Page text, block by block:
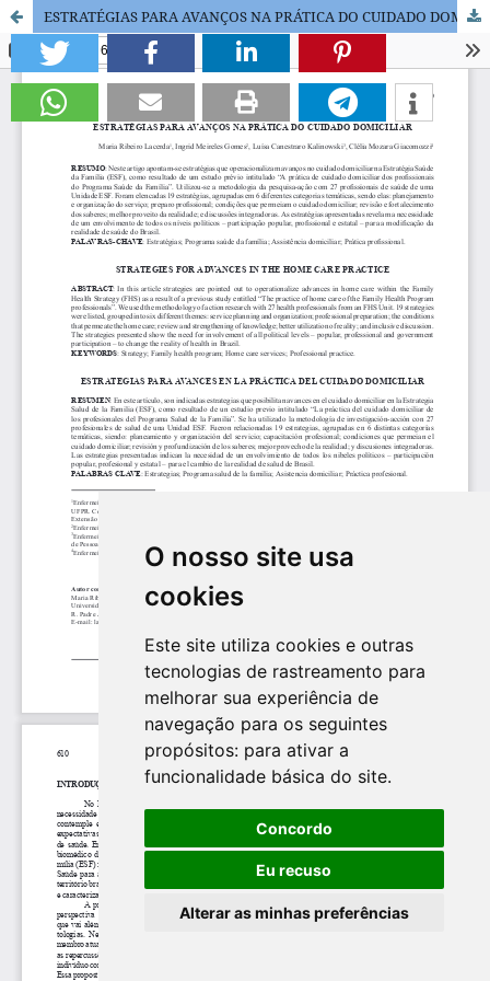
O nosso site usa
cookies
Este site utiliza cookies e outras
tecnologias de rastreamento para
melhorar sua experiência de
navegação para os seguintes
propósitos: para ativar a
funcionalidade básica do site.
Concordo
Eu recuso
Alterar as minhas preferências
ESTRATÉGIAS PARA AVANÇOS NA PRÁTICA DO CUIDADO DOMICILIAR